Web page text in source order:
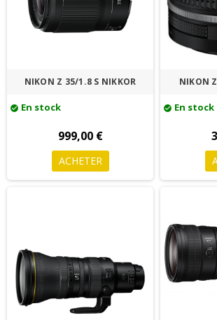
NIKON Z 35/1.8 S NIKKOR
check_circle En stock
999,00 €
ACHETER
NIKON
check_circle En stock